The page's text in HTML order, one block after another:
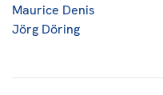
Maurice Denis
Jörg Döring